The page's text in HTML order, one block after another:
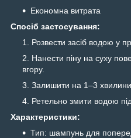
Економна витрата
Спосіб застосування:
Розвести засіб водою у
Нанести піну на суху
вгору.
Залишити на 1–3
Ретельно змити водою
Характеристики:
Тип: шампунь для